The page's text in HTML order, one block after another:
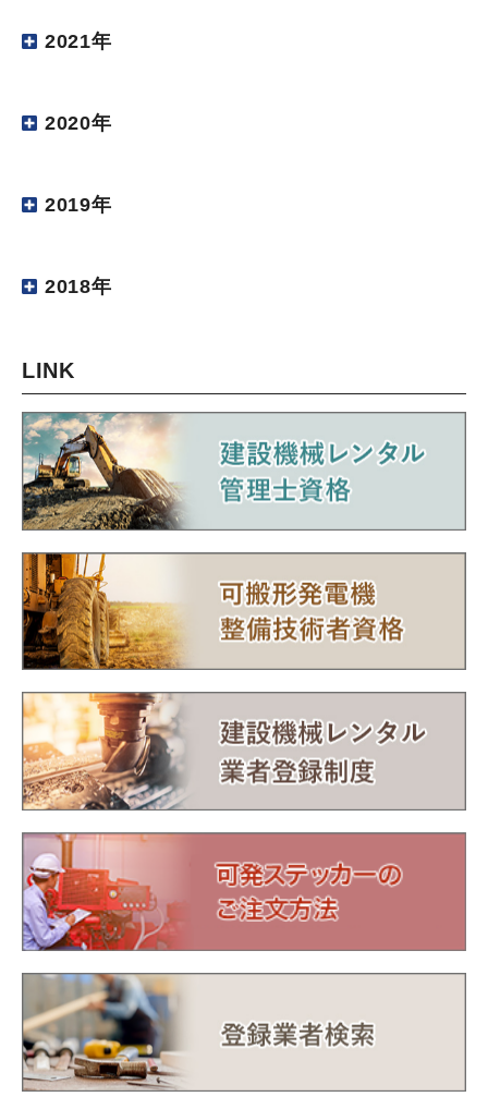
2021年
2020年
2019年
2018年
LINK